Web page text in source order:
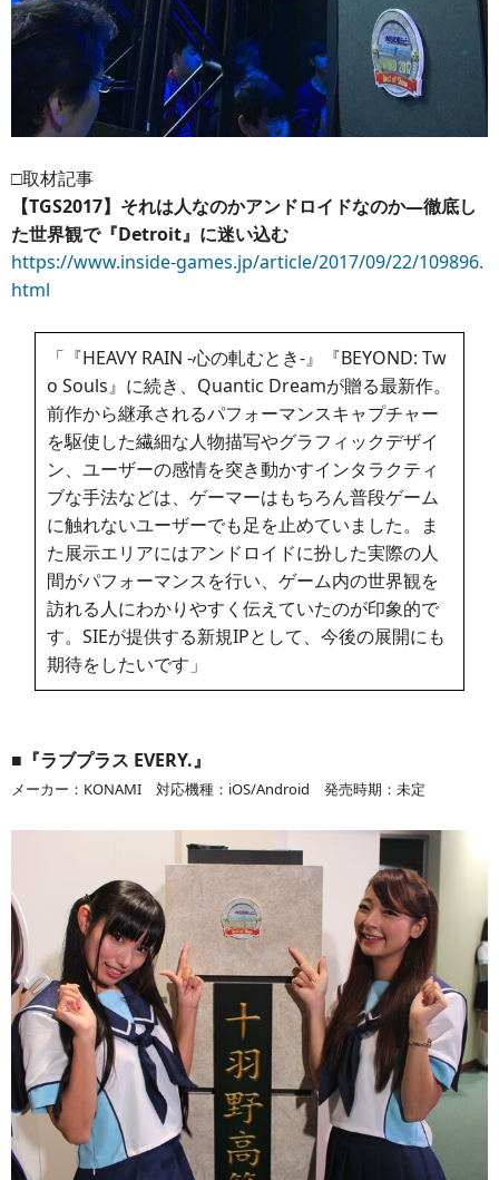
□取材記事
【TGS2017】それは人なのかアンドロイドなのか―徹底し
た世界観で『Detroit』に迷い込む
https://www.inside-games.jp/article/2017/09/22/109896.
html
「『HEAVY RAIN -心の軋むとき-』『BEYOND: Tw
o Souls』に続き、Quantic Dreamが贈る最新作。
前作から継承されるパフォーマンスキャプチャー
を駆使した繊細な人物描写やグラフィックデザイ
ン、ユーザーの感情を突き動かすインタラクティ
ブな手法などは、ゲーマーはもちろん普段ゲーム
に触れないユーザーでも足を止めていました。ま
た展示エリアにはアンドロイドに扮した実際の人
間がパフォーマンスを行い、ゲーム内の世界観を
訪れる人にわかりやすく伝えていたのが印象的で
す。SIEが提供する新規IPとして、今後の展開にも
期待をしたいです」
■『ラブプラス EVERY.』
メーカー：KONAMI 対応機種：iOS/Android 発売時期：未定